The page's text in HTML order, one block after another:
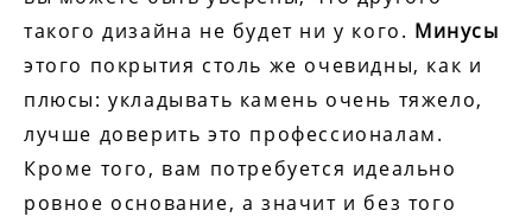
такого дизайна не будет ни у кого. Минусы
этого покрытия столь же очевидны, как и
плюсы: укладывать камень очень тяжело,
лучше доверить это профессионалам.
Кроме того, вам потребуется идеально
ровное основание, а значит и без того